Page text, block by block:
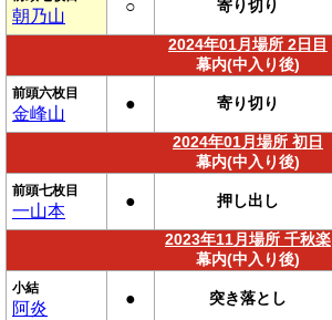
朝乃山
○ 寄り切り
2024年01月場所 2日目
幕内(中入り後)
前頭六枚目
金峰山
● 寄り切り
2024年01月場所 初日
幕内(中入り後)
前頭七枚目
一山本
● 押し出し
2023年11月場所 千秋楽
幕内(中入り後)
小結
阿炎
● 突き落とし